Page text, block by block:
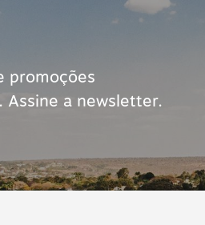
promoções
Assine a newsletter.